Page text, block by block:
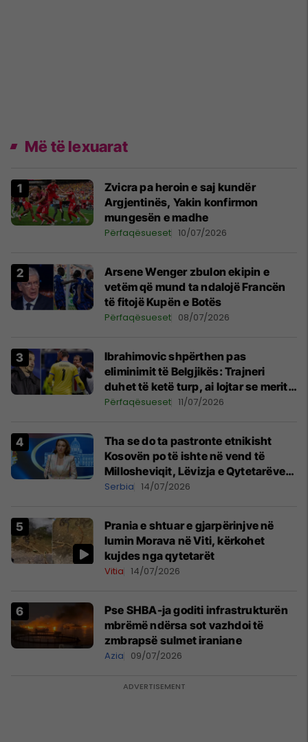
Më të lexuarat
Zvicra pa heroin e saj kundër
Argjentinës, Yakin konfirmon
mungesën e madhe
Përfaqësueset 10/07/2026
Arsene Wenger zbulon ekipin e
vetëm që mund ta ndalojë Francën
të fitojë Kupën e Botës
Përfaqësueset 08/07/2026
Ibrahimovic shpërthen pas
eliminimit të Belgjikës: Trajneri
duhet të ketë turp, ai lojtar se meritoi
të luante
Përfaqësueset 11/07/2026
Tha se do ta pastronte etnikisht
Kosovën po të ishte në vend të
Millosheviqit, Lëvizja e Qytetarëve
të Lirë në Serbi kërkon shkarkimin e
Serbia 14/07/2026
Prania e shtuar e gjarpërinjve në
lumin Morava në Viti, kërkohet
kujdes nga qytetarët
Vitia 14/07/2026
Pse SHBA-ja goditi infrastrukturën
mbrëmë ndërsa sot vazhdoi të
zmbrapsë sulmet iraniane
Azia 09/07/2026